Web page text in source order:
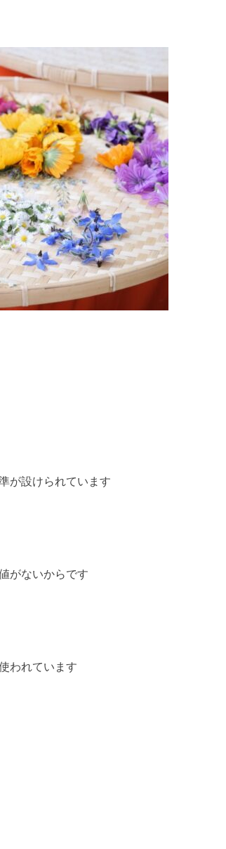
が設けられています
がないからです
われています